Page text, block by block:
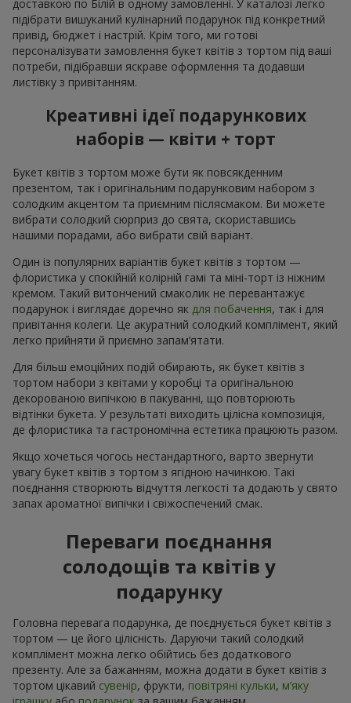
доставкою по Білій в одному замовленні. У каталозі легко
підібрати вишуканий кулінарний подарунок під конкретний
привід, бюджет і настрій. Крім того, ми готові
персоналізувати замовлення букет квітів з тортом під ваші
потреби, підібравши яскраве оформлення та додавши
листівку з привітанням.
Креативні ідеї подарункових
наборів — квіти + торт
Букет квітів з тортом може бути як повсякденним
презентом, так і оригінальним подарунковим набором з
солодким акцентом та приємним післясмаком. Ви можете
вибрати солодкий сюрприз до свята, скориставшись
нашими порадами, або вибрати свій варіант.
Один із популярних варіантів букет квітів з тортом —
флористика у спокійній колірній гамі та міні-торт із ніжним
кремом. Такий витончений смаколик не перевантажує
подарунок і виглядає доречно як для побачення, так і для
привітання колеги. Це акуратний солодкий комплімент, який
легко прийняти й приємно запам’ятати.
Для більш емоційних подій обирають, як букет квітів з
тортом набори з квітами у коробці та оригінальною
декорованою випічкою в пакуванні, що повторюють
відтінки букета. У результаті виходить цілісна композиція,
де флористика та гастрономічна естетика працюють разом.
Якщо хочеться чогось нестандартного, варто звернути
увагу букет квітів з тортом з ягідною начинкою. Такі
поєднання створюють відчуття легкості та додають у свято
запах ароматної випічки і свіжоспечений смак.
Переваги поєднання
солодощів та квітів у
подарунку
Головна перевага подарунка, де поєднується букет квітів з
тортом — це його цілісність. Даруючи такий солодкий
комплімент можна легко обійтись без додаткового
презенту. Але за бажанням, можна додати в букет квітів з
тортом цікавий сувенір, фрукти, повітряні кульки, м’яку